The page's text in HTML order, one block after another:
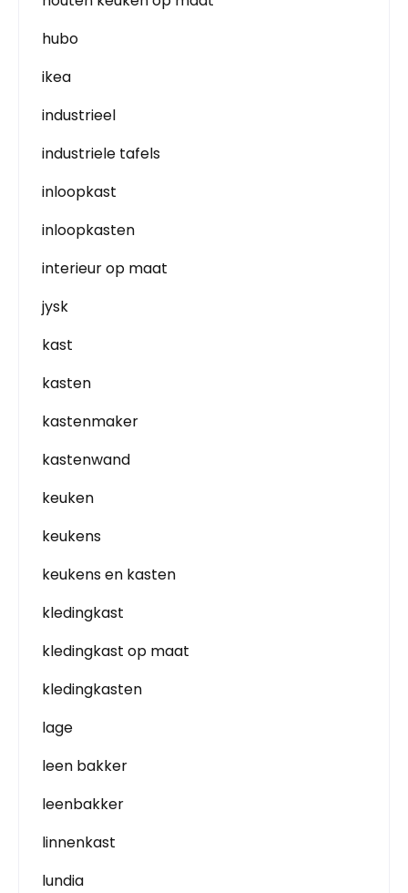
hubo
ikea
industrieel
industriele tafels
inloopkast
inloopkasten
interieur op maat
jysk
kast
kasten
kastenmaker
kastenwand
keuken
keukens
keukens en kasten
kledingkast
kledingkast op maat
kledingkasten
lage
leen bakker
leenbakker
linnenkast
lundia